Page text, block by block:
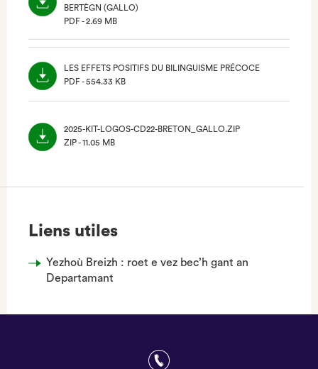
BERTÈGN (GALLO)
PDF - 2.69 MB
ONGLET)
LES EFFETS POSITIFS DU BILINGUISME PRÉCOCE
PDF - 554.33 KB
2025-KIT-LOGOS-CD22-BRETON_GALLO.ZIP
ZIP - 11.05 MB
Liens utiles
Yezhoù Breizh : roet e vez bec’h gant an
Departamant